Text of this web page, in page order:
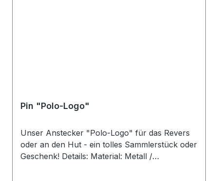
Pin "Polo-Logo"
Unser Anstecker "Polo-Logo" für das Revers
oder an den Hut - ein tolles Sammlerstück oder
Geschenk! Details: Material: Metall /